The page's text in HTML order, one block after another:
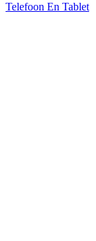
Telefoon En Tablet